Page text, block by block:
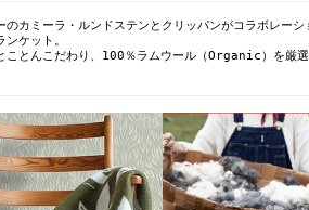
のカミーラ・ルンドステンとクリッパンがコラボレーシ
ケット。
ことんこだわり、100％ラムウール（Organic）を厳